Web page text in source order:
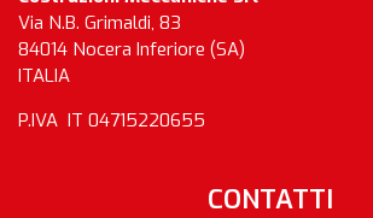
Via N.B. Grimaldi, 83
84014 Nocera Inferiore (SA)
ITALIA
P.IVA IT 04715220655
CONTATTI